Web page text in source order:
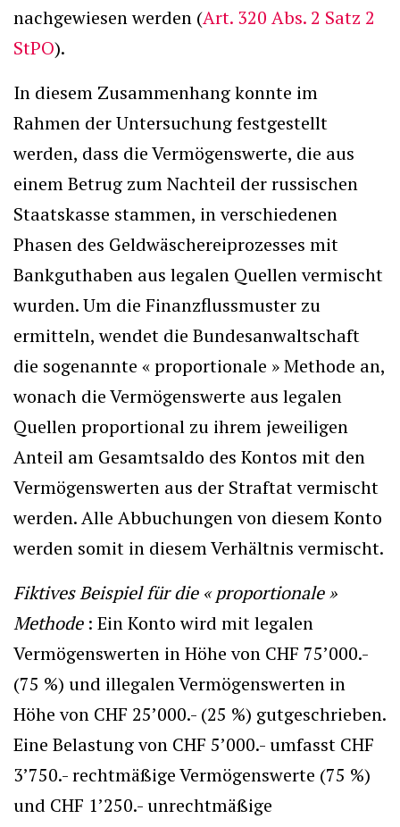
nachgewiesen werden (Art. 320 Abs. 2 Satz 2
StPO).
In diesem Zusammenhang konnte im
Rahmen der Untersuchung festgestellt
werden, dass die Vermögenswerte, die aus
einem Betrug zum Nachteil der russischen
Staatskasse stammen, in verschiedenen
Phasen des Geldwäschereiprozesses mit
Bankguthaben aus legalen Quellen vermischt
wurden. Um die Finanzflussmuster zu
ermitteln, wendet die Bundesanwaltschaft
die sogenannte « proportionale » Methode an,
wonach die Vermögenswerte aus legalen
Quellen proportional zu ihrem jeweiligen
Anteil am Gesamtsaldo des Kontos mit den
Vermögenswerten aus der Straftat vermischt
werden. Alle Abbuchungen von diesem Konto
werden somit in diesem Verhältnis vermischt.
Fiktives Beispiel für die « proportionale »
Methode: Ein Konto wird mit legalen
Vermögenswerten in Höhe von CHF 75’000.-
(75 %) und illegalen Vermögenswerten in
Höhe von CHF 25’000.- (25 %) gutgeschrieben.
Eine Belastung von CHF 5’000.- umfasst CHF
3’750.- rechtmäßige Vermögenswerte (75 %)
und CHF 1’250.- unrechtmäßige